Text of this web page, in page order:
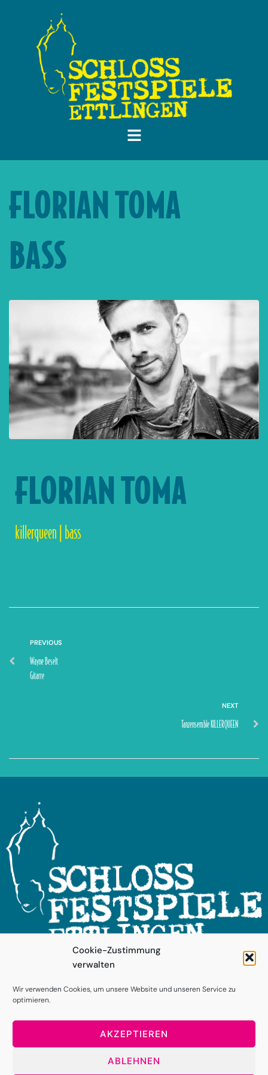
Cookie-Zustimmung
verwalten
Wir verwenden Cookies, um unsere Website und unseren Service zu
optimieren.
AKZEPTIEREN
ABLEHNEN
FLORIAN TOMA
BASS
FLORIAN TOMA
killerqueen | bass
PREVIOUS
Wayne Beselt
Gitarre
NEXT
Tanzensemble KILLERQUEEN
FOLGEN SIE UNS!